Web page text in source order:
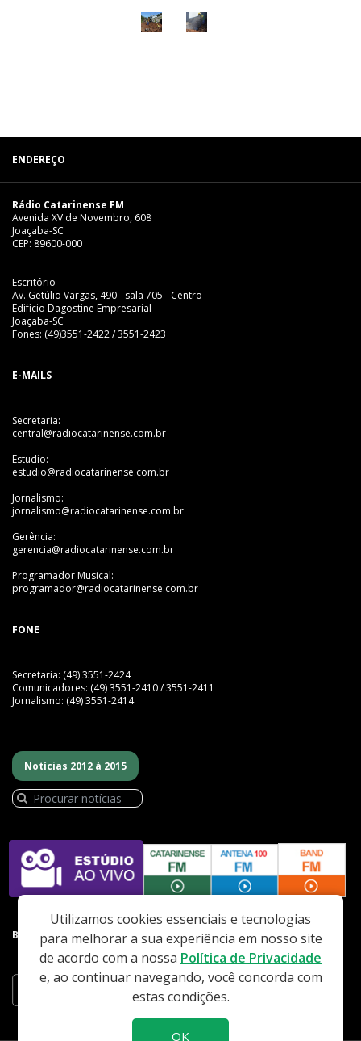
ENDEREÇO
Rádio Catarinense FM
Avenida XV de Novembro, 608
Joaçaba-SC
CEP: 89600-000
Escritório
Av. Getúlio Vargas, 490 - sala 705 - Centro
Edifício Dagostine Empresarial
Joaçaba-SC
Fones: (49)3551-2422 / 3551-2423
E-MAILS
Secretaria:
central@radiocatarinense.com.br
Estudio:
estudio@radiocatarinense.com.br
Jornalismo:
jornalismo@radiocatarinense.com.br
Gerência:
gerencia@radiocatarinense.com.br
Programador Musical:
programador@radiocatarinense.com.br
FONE
Secretaria: (49) 3551-2424
Comunicadores: (49) 3551-2410 / 3551-2411
Jornalismo: (49) 3551-2414
Notícias 2012 à 2015
BAIXE NOSSO APP
Utilizamos cookies essenciais e tecnologias
para melhorar a sua experiência em nosso site
de acordo com a nossa Política de Privacidade
e, ao continuar navegando, você concorda com
estas condições.
OK